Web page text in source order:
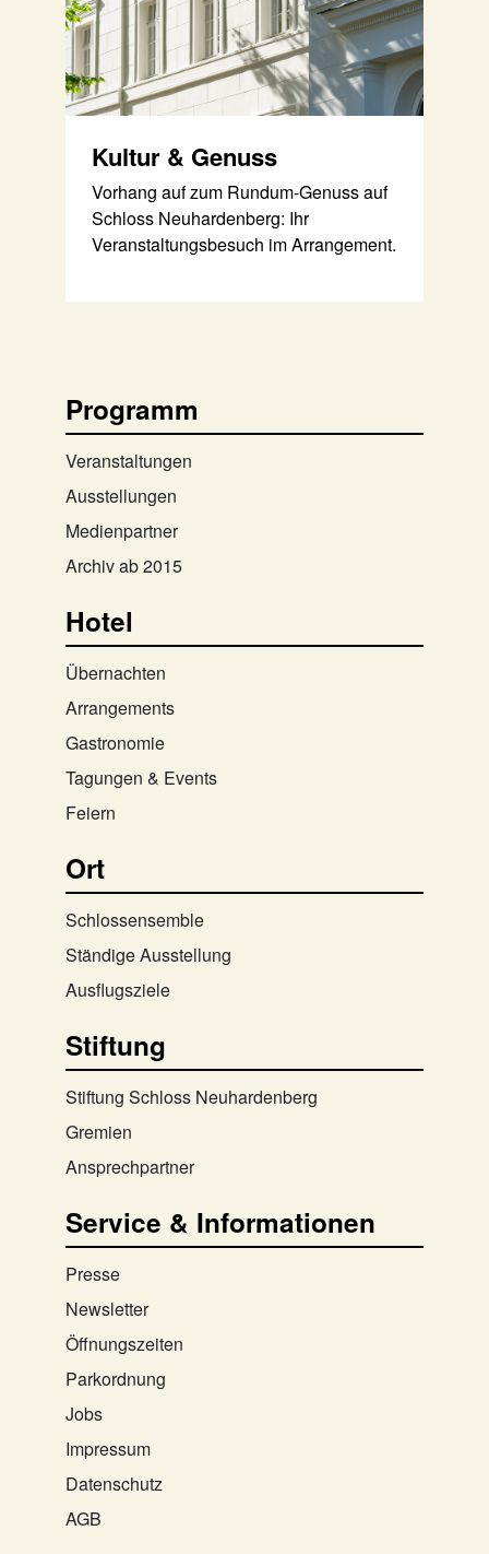
Kultur & Genuss
Vorhang auf zum Rundum-Genuss auf
Schloss Neuhardenberg: Ihr
Veranstaltungsbesuch im Arrangement.
Programm
Veranstaltungen
Ausstellungen
Medienpartner
Archiv ab 2015
Hotel
Übernachten
Arrangements
Gastronomie
Tagungen & Events
Feiern
Ort
Schlossensemble
Ständige Ausstellung
Ausflugsziele
Stiftung
Stiftung Schloss Neuhardenberg
Gremien
Ansprechpartner
Service & Informationen
Presse
Newsletter
Öffnungszeiten
Parkordnung
Jobs
Impressum
Datenschutz
AGB